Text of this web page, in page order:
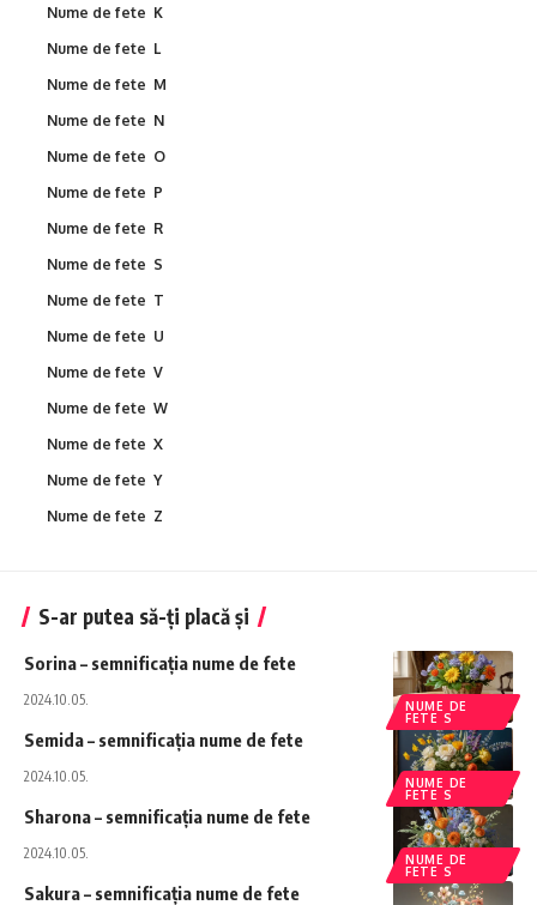
Nume de fete K
Nume de fete L
Nume de fete M
Nume de fete N
Nume de fete O
Nume de fete P
Nume de fete R
Nume de fete S
Nume de fete T
Nume de fete U
Nume de fete V
Nume de fete W
Nume de fete X
Nume de fete Y
Nume de fete Z
S-ar putea să-ți placă și
NUME DE
FETE S
Sorina – semnificația nume de fete
2024.10.05.
NUME DE
FETE S
Semida – semnificația nume de fete
2024.10.05.
NUME DE
FETE S
Sharona – semnificația nume de fete
2024.10.05.
Sakura – semnificația nume de fete